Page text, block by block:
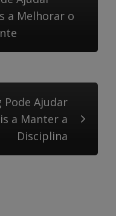
a Melhorar o
Pode Ajudar
a Manter a
Disciplina